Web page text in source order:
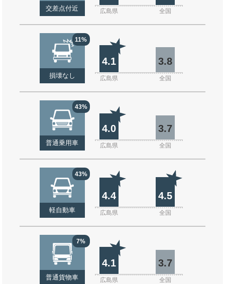
交差点付近 広島県 全国
11%
損壊なし
4.1 3.8
広島県 全国
43%
普通乗用車
4.0 3.7
広島県 全国
43%
軽自動車
4.4 4.5
広島県 全国
7%
普通貨物車
4.1 3.7
広島県 全国